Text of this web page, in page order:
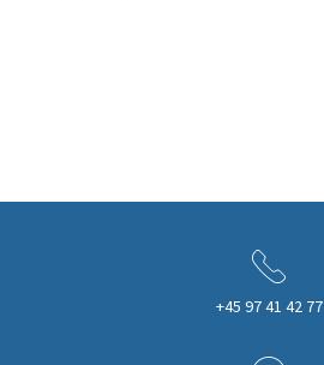
+45 97 41 42 77